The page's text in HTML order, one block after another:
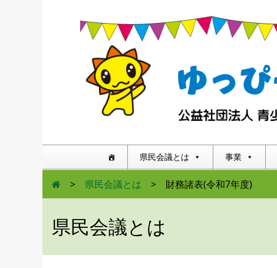
県民会議とは 事業
> 県民会議とは > 財務諸表(令和7年度)
県民会議とは